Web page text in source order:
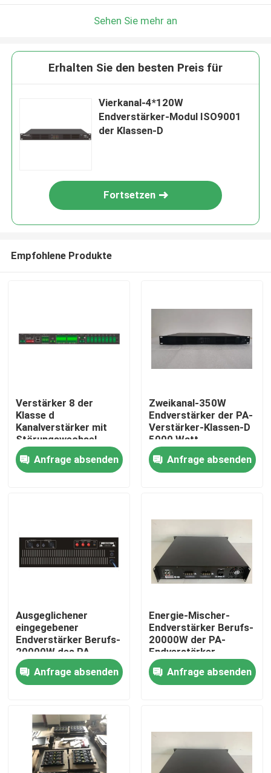
Haus
Produkte
Über uns
Qualitätskontrolle
Treten Sie mit uns in Verbindung
Fälle
Beschallungsanlage-Verstärker
Sehen Sie mehr an
Erhalten Sie den besten Preis für
Vierkanal-4*120W
Endverstärker-Modul ISO9001
der Klassen-D
Fortsetzen
Empfohlene Produkte
Verstärker 8 der
Klasse d
Kanalverstärker mit
Störungswechsel-
Sprecherlinie
Überwachung
Anfrage absenden
Zweikanal-350W
Endverstärker der PA-
Verstärker-Klassen-D
5000 Watt
Anfrage absenden
Ausgeglichener
eingegebener
Endverstärker Berufs-
20000W des PA-
Endverstärker-2000W
Anfrage absenden
Energie-Mischer-
Endverstärker Berufs-
20000W der PA-
Endverstärker-
Zweikanal-
Verstärker-2*120W
und der Sprecher
Anfrage absenden